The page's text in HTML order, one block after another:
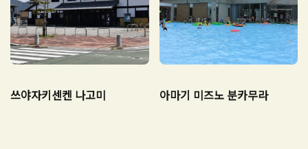
쓰야자키센켄 나고미 아마기 미즈노 분카무라